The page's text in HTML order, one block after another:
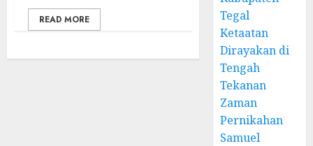
READ MORE
Tegal
Ketaatan
Dirayakan di
Tengah
Tekanan
Zaman
Pernikahan
Samuel